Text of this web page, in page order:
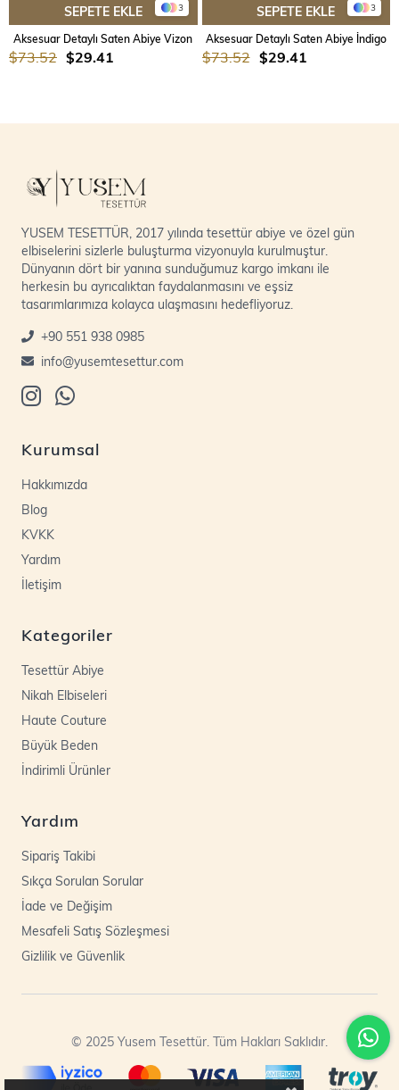
3
SEPETE EKLE
Aksesuar Detaylı Saten Abiye Vizon
$29.41
$73.52
3
SEPETE EKLE
Aksesuar Detaylı Saten Abiye İndigo
$29.41
$73.52
YUSEM TESETTÜR, 2017 yılında tesettür abiye ve özel gün
elbiselerini sizlerle buluşturma vizyonuyla kurulmuştur.
Dünyanın dört bir yanına sunduğumuz kargo imkanı ile
herkesin bu ayrıcalıktan faydalanmasını ve eşsiz
tasarımlarımıza kolayca ulaşmasını hedefliyoruz.
+90 551 938 0985
info@yusemtesettur.com
Kurumsal
Hakkımızda
Blog
KVKK
Yardım
İletişim
Kategoriler
Tesettür Abiye
Nikah Elbiseleri
Haute Couture
Büyük Beden
İndirimli Ürünler
Yardım
Sipariş Takibi
Sıkça Sorulan Sorular
İade ve Değişim
Mesafeli Satış Sözleşmesi
Gizlilik ve Güvenlik
© 2025 Yusem Tesettür. Tüm Hakları Saklıdır.